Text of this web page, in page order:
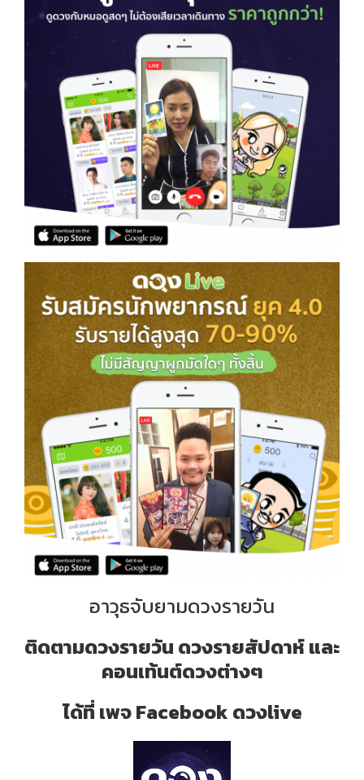
อาวุธจับยามดวงรายวัน
ติดตามดวงรายวัน ดวงรายสัปดาห์ และ
คอนเท้นต์ดวงต่างๆ
ได้ที่ เพจ Facebook ดวงlive